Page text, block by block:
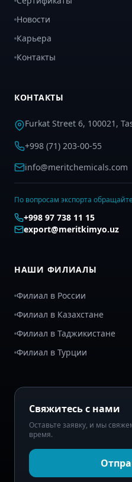
Новости
Карьера
Контакты
КОНТАКТЫ
Furkat Street 6, 100021,
+998 (71) 203-00-55
info@meritchemicals.com
По вопросам экспорта
+998 97 738 11 15
export@meritkimyo.uz
НАШИ ФИЛИАЛЫ
Филиал в России
Филиал в Казахстане
Филиал в Таджикистане
Филиал в Турции
Свяжитесь с нами
Оставьте заявку, и мы
время.